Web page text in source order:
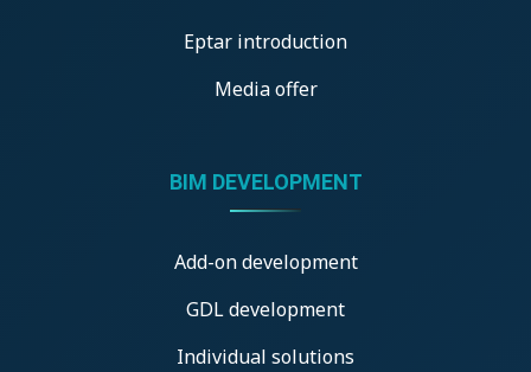
Eptar introduction
Media offer
BIM DEVELOPMENT
Add-on development
GDL development
Individual solutions